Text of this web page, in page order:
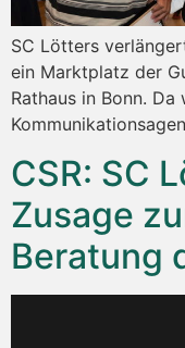
SC Lötters
ein Marktplatz der
Rathaus in Bonn.
CSR: SC
Zusage
Beratung